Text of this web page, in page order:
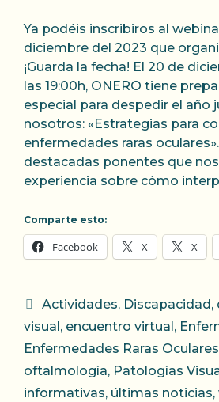
Ya podéis inscribiros al
diciembre del 2023 que
¡Guarda la fecha! El 20 de
las 19:00h, ONERO tiene
especial para despedir el año
nosotros: «Estrategias para
enfermedades raras
destacadas ponentes que
experiencia sobre cómo
Comparte esto:
Facebook X X
Categorías
Actividades, Discapacidad ,
visual , encuentro virtual ,
Enfermedades Raras Oculares
oftalmología, Patologías
informativas, últimas noticias,